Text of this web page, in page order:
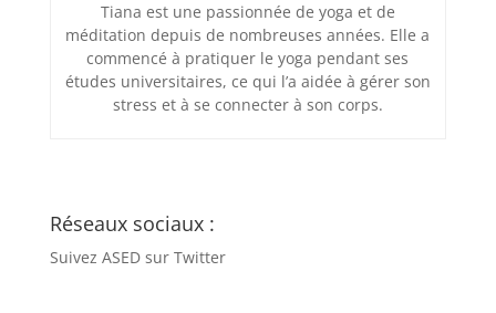
Tiana est une passionnée de yoga et de
méditation depuis de nombreuses années. Elle a
commencé à pratiquer le yoga pendant ses
études universitaires, ce qui l’a aidée à gérer son
stress et à se connecter à son corps.
Réseaux sociaux :
Suivez ASED sur Twitter